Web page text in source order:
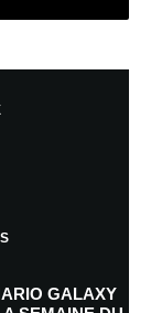
GALAXY